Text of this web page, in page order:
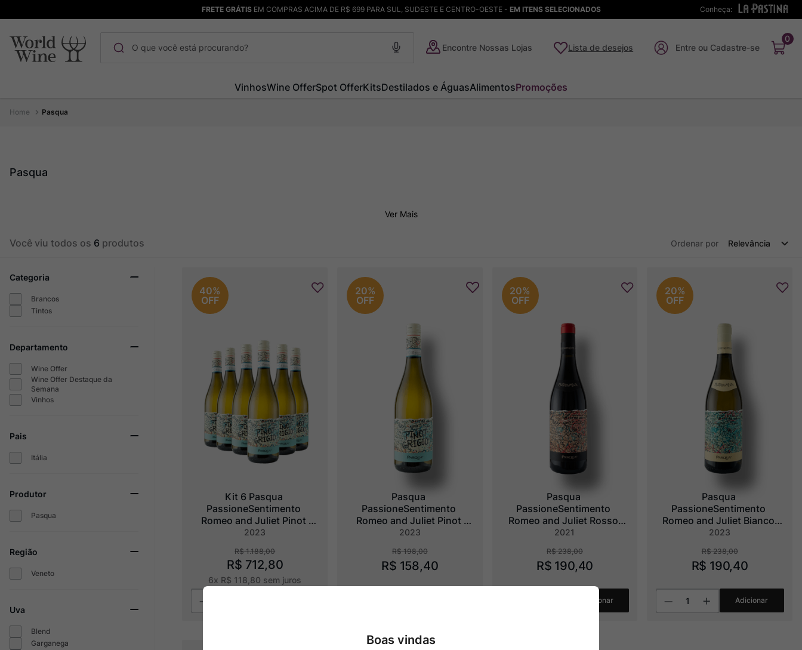
Conheça:
FRETE GRÁTISEM COMPRAS ACIMA DE R$ 699 PARA SUL, SUDESTE E CENTRO-OESTE - EM ITENS SELECIONADOS
Encontre Nossas Lojas Lista de desejos
0
VinhosWine OfferSpot OfferKitsDestilados e ÁguasAlimentosPromoções
Pasqua
Pasqua
Ver Mais
Você viu todos os 6 produtos Ordenar por Relevância
Categoria
Brancos
Tintos
Departamento
Wine Offer
Wine Offer Destaque da
Semana
Vinhos
Pais
Itália
Produtor
Pasqua
Região
Veneto
Uva
Blend
Garganega
40%
OFF
Kit 6 Pasqua
PassioneSentimento
Romeo and Juliet Pinot
Grigio delle Venezie DOC
2023
R$ 1.188,00
R$ 712,80
6x R$ 118 80 sem juros
20%
OFF
Pasqua
PassioneSentimento
Romeo and Juliet Pinot
Grigio delle Venezie DOC
2023
R$ 198,00
R$ 158,40
20%
OFF
Pasqua
PassioneSentimento
Romeo and Juliet Rosso
IGT
2021
R$ 238,00
R$ 190,40
Adicionar
20%
OFF
Pasqua
PassioneSentimento
Romeo and Juliet Bianco
IGT
2023
R$ 238,00
R$ 190,40
Adicionar
1º Maçanita
8º Rocim
Boas vindas